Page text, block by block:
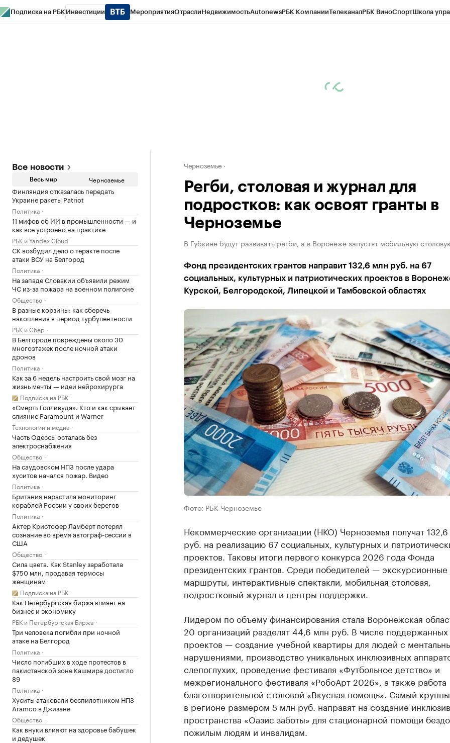
Подписка на РБК Инвестиции МероприятияОтраслиНедвижимостьAutonewsРБК КомпанииТелеканалРБК ВиноСпортШкола
Все новости
Весь мир Черноземье
Финляндия отказалась передать
Украине ракеты Patriot
Политика
11 мифов об ИИ в промышленности — и
как все устроено на практике
РБК и Yandex Cloud
СК возбудил дело о теракте после
атаки ВСУ на Белгород
Политика
На западе Словакии объявили режим
ЧС из-за пожара на военном полигоне
Общество
В разные корзины: как сберечь
накопления в период турбулентности
РБК и Сбер
В Белгороде повреждены около 30
многоэтажек после ночной атаки
дронов
Политика
Как за 6 недель настроить свой мозг на
жизнь мечты — идеи нейрохирурга
Подписка на РБК
«Смерть Голливуда». Кто и как срывает
слияние Paramount и Warner
Технологии и медиа
Часть Одессы осталась без
электроснабжения
Общество
На саудовском НПЗ после удара
хуситов начался пожар. Видео
Политика
Британия нарастила мониторинг
кораблей России у своих берегов
Политика
Актер Кристофер Ламберт потерял
сознание во время автограф-сессии в
США
Общество
Сила цвета. Как Stanley заработала
$750 млн, продавая термосы
женщинам
Подписка на РБК
Как Петербургская биржа влияет на
бизнес и экономику
РБК и Петербургская Биржа
Три человека погибли при ночной
атаке на Белгород
Политика
Число погибших в ходе протестов в
пакистанской зоне Кашмира достигло
89
Политика
Хуситы атаковали беспилотником НПЗ
Aramco в Джизане
Общество
Как внуки влияют на здоровье бабушек
и дедушек
Черноземье
Регби, столовая и журнал для
подростков: как освоят гранты в
Черноземье
В Губкине будут развивать регби, а в Воронеже запустят мобильную
Фонд президентских грантов направит 132,6 млн руб. на 67
социальных, культурных и патриотических проектов в
Курской, Белгородской, Липецкой и Тамбовской областях
Фото: РБК Черноземье
Некоммерческие организации (НКО) Черноземья получат
руб. на реализацию 67 социальных, культурных и
проектов. Таковы итоги первого конкурса 2026 года Фонда
президентских грантов. Среди победителей — экскурсионные
маршруты, интерактивные спектакли, мобильная столовая,
подростковый журнал и центры поддержки.
Лидером по объему финансирования стала Воронежская
20 организаций разделят 44,6 млн руб. В числе поддержанных
проектов — создание учебной квартиры для людей с
нарушениями, производство уникальных инклюзивных
слепоглухих, проведение фестиваля «Футбольное детство» и
межрегионального фестиваля «РобоАрт 2026», а также работа
благотворительной столовой «Вкусная помощь». Самый
в регионе размером 5 млн руб. направят на создание
пространства «Оазис заботы» для стационарной помощи
пожилым людям и инвалидам.